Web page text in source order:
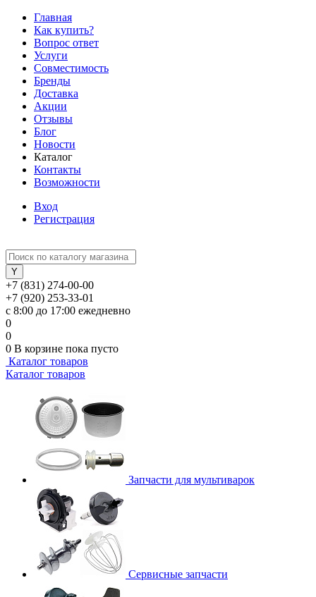
Главная
Как купить?
Вопрос ответ
Услуги
Совместимость
Бренды
Доставка
Акции
Отзывы
Блог
Новости
Каталог
Контакты
Возможности
Вход
Регистрация
+7 (831) 274-00-00
+7 (920) 253-33-01
с 8:00 до 17:00 ежедневно
0
0
0 В корзине пока пусто
Каталог товаров
Каталог товаров
Запчасти для мультиварок
Сервисные запчасти